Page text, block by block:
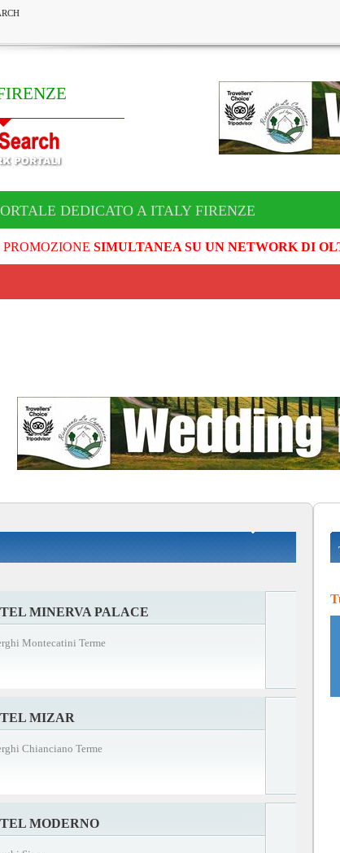
DEDICATO A ITALY FIRENZE
PROMOZIONE SIMULTANEA SU UN NETWORK DI
MINERVA PALACE
Montecatini Terme
MIZAR
Chianciano Terme
MODERNO